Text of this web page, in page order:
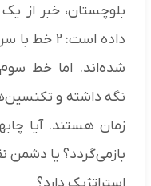
بلوچستان، خبر از
داده است: ۲
شده‌اند. اما خط
نگه داشته و
زمان هستند. آیا
بازمی‌گردد؟ یا